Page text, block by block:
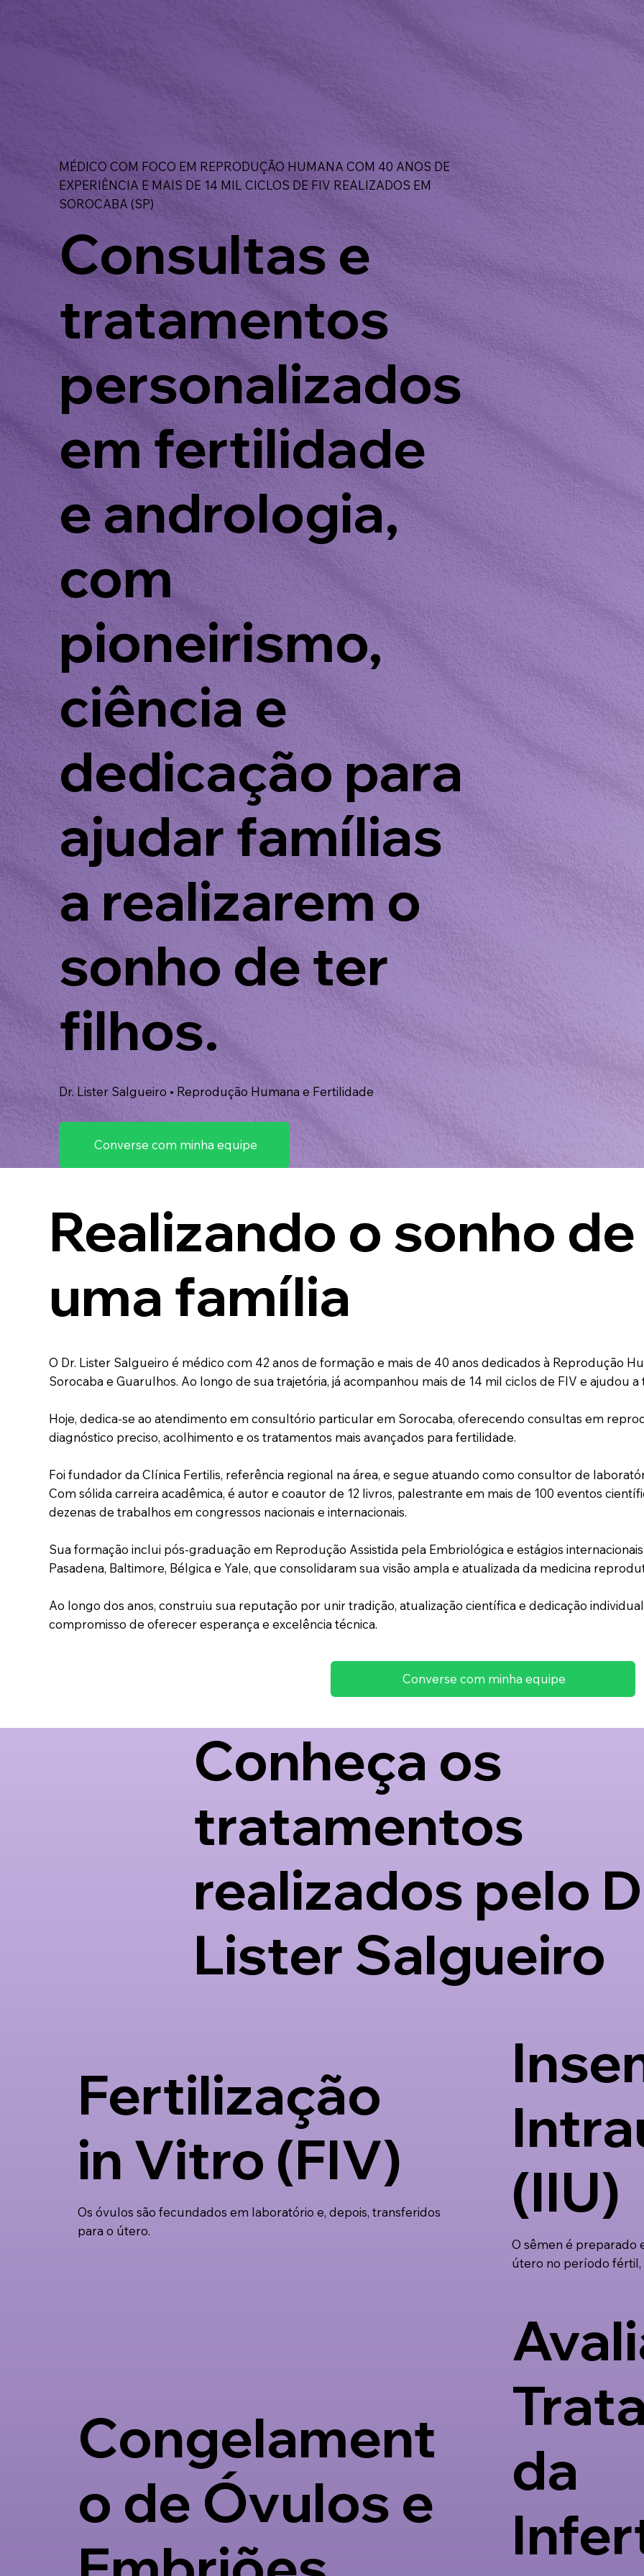
MÉDICO COM FOCO EM REPRODUÇÃO HUMANA COM 40 ANOS DE
EXPERIÊNCIA E MAIS DE 14 MIL CICLOS DE FIV REALIZADOS EM
SOROCABA (SP)
Consultas e
tratamentos
personalizados
em fertilidade
e andrologia,
com
pioneirismo,
ciência e
dedicação para
ajudar famílias
a realizarem o
sonho de ter
filhos.
Dr. Lister Salgueiro • Reprodução Humana e Fertilidade
Converse com minha equipe
Realizando o sonho
uma família
O Dr. Lister Salgueiro é médico com 42 anos de formação e mais de 40 anos dedicados à Reprodução
Sorocaba e Guarulhos. Ao longo de sua trajetória, já acompanhou mais de 14 mil ciclos de FIV e ajudou
Hoje, dedica-se ao atendimento em consultório particular em Sorocaba, oferecendo consultas em
diagnóstico preciso, acolhimento e os tratamentos mais avançados para fertilidade.
Foi fundador da Clínica Fertilis, referência regional na área, e segue atuando como consultor de
Com sólida carreira acadêmica, é autor e coautor de 12 livros, palestrante em mais de 100 eventos
dezenas de trabalhos em congressos nacionais e internacionais.
Sua formação inclui pós-graduação em Reprodução Assistida pela Embriológica e estágios
Pasadena, Baltimore, Bélgica e Yale, que consolidaram sua visão ampla e atualizada da medicina
Ao longo dos anos, construiu sua reputação por unir tradição, atualização científica e dedicação
compromisso de oferecer esperança e excelência técnica.
Converse com minha equipe
Conheça os
tratamentos
realizados pelo
Lister Salgueiro
Fertilização
in Vitro (FIV)
Os óvulos são fecundados em laboratório e, depois, transferidos
para o útero.
(IIU)
O sêmen é preparado
útero no período fértil,
Congelament
o de Óvulos e
da